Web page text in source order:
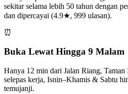
sekitar selama lebih 50 tahun dengan
dan dipercayai (4.9★, 999 ulasan).
⏰
Buka Lewat Hingga 9 Malam
Hanya 12 min dari Jalan Riang,
selepas kerja, Isnin–Khamis & Sabtu
temujanji.